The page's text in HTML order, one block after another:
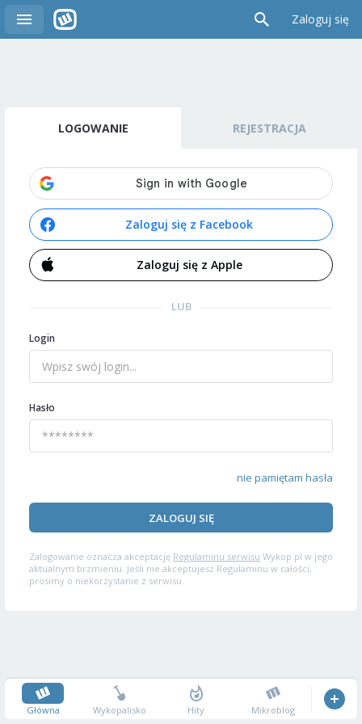
Zaloguj się
LOGOWANIE REJESTRACJA
Zaloguj się z Facebook
Zaloguj się z Apple
LUB
Login
Hasło
nie pamiętam hasła
ZALOGUJ SIĘ
Zalogowanie oznacza akceptację Regulaminu serwisu Wykop.pl w jego
aktualnym brzmieniu. Jeśli nie akceptujesz Regulaminu w całości,
prosimy o niekorzystanie z serwisu.
Główna Wykopalisko Hity Mikroblog